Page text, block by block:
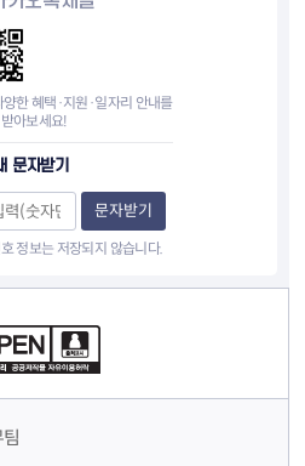
한 혜택·지원·일자리 안내를
아보세요!
문자받기
문자받기
정보는 저장되지 않습니다.